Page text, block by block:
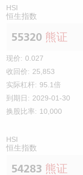
HSI
恒生指数
55320 熊证
现价: 0.027
收回价: 25,853
实际杠杆: 95.1倍
到期日: 2029-01-30
换股比率: 10,000
HSI
恒生指数
54283 熊证